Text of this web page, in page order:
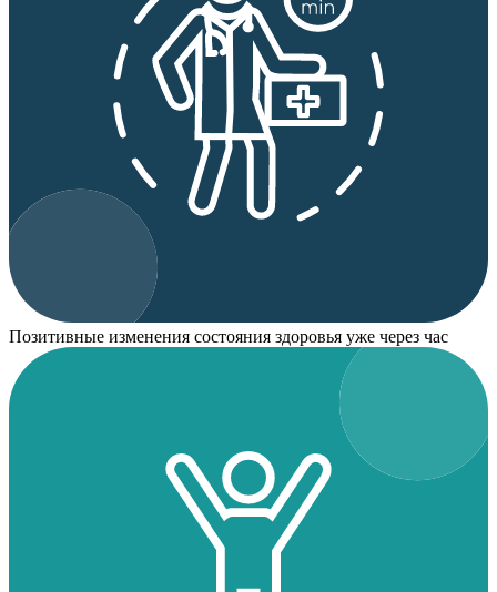
Позитивные изменения состояния здоровья уже через час